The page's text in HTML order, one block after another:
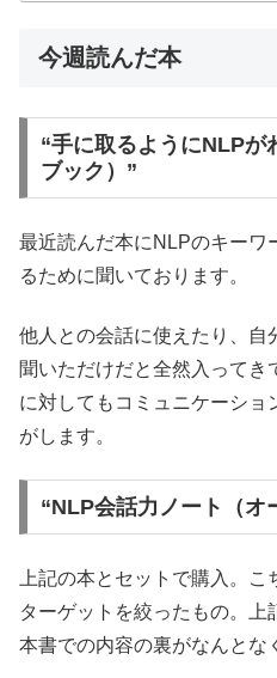
今週読んだ本
“手に取るようにNLPが
ブック）”
最近読んだ本にNLPのキーワ
るために聞いております。
他人との会話に使えたり、自
聞いただけだと全然入って
に対してもコミュニケーショ
がします。
“NLP会話力ノート（オ
上記の本とセットで購入。
ターゲットを絞ったもの。上
本書での内容の裏がなんとな